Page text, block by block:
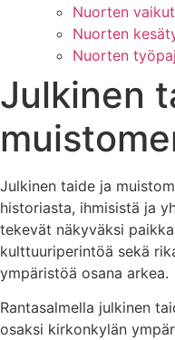
Nuorten
Nuorten
Nuorten
Julkinen
Julkinen taide ja
historiasta, ihmisistä ja
tekevät näkyväksi
kulttuuriperintöä sekä
ympäristöä osana arkea.
Rantasalmella julkinen
osaksi kirkonkylän